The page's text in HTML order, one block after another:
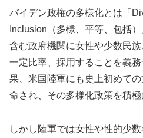
バイデン政権の多様化とは「
Inclusion（多様、平等、包括
含む政府機関に女性や少数民
一定比率、採用することを義
果、米国陸軍にも史上初めて
命され、その多様化政策を積極
しかし陸軍では女性や性的少